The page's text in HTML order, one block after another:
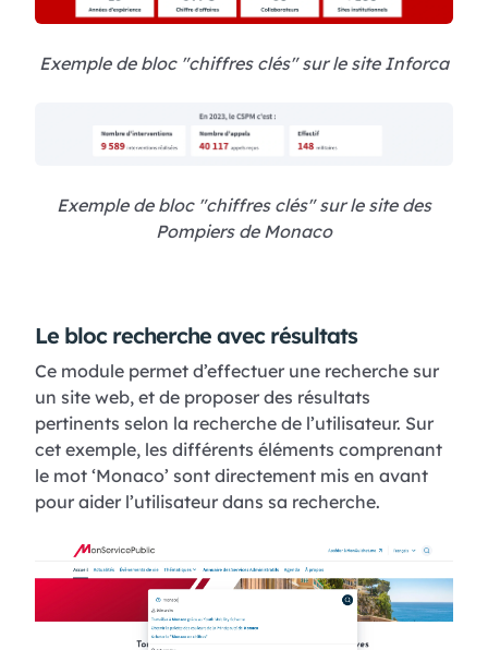
Exemple de bloc "chiffres clés" sur le site Inforca
Exemple de bloc "chiffres clés" sur le site des
Pompiers de Monaco
Le bloc recherche avec résultats
Ce module permet d’effectuer une recherche sur
un site web, et de proposer des résultats
pertinents selon la recherche de l’utilisateur. Sur
cet exemple, les différents éléments comprenant
le mot ‘Monaco’ sont directement mis en avant
pour aider l’utilisateur dans sa recherche.